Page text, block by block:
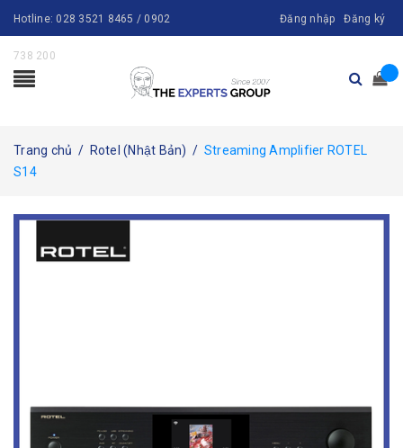
Hotline: 028 3521 8465 / 0902
738 200
Đăng nhập Đăng ký
Trang chủ / Rotel (Nhật Bản) / Streaming Amplifier ROTEL
S14